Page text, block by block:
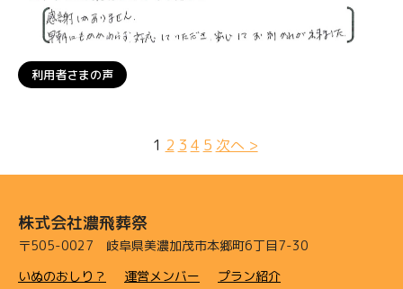
利用者さまの声
1 2 3 4 5 次へ >
株式会社濃飛葬祭
〒505-0027 岐阜県美濃加茂市本郷町6丁目7-30
いぬのおしり？
運営メンバー プラン紹介